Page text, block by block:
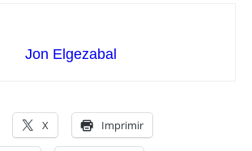
Jon Elgezabal
X Imprimir